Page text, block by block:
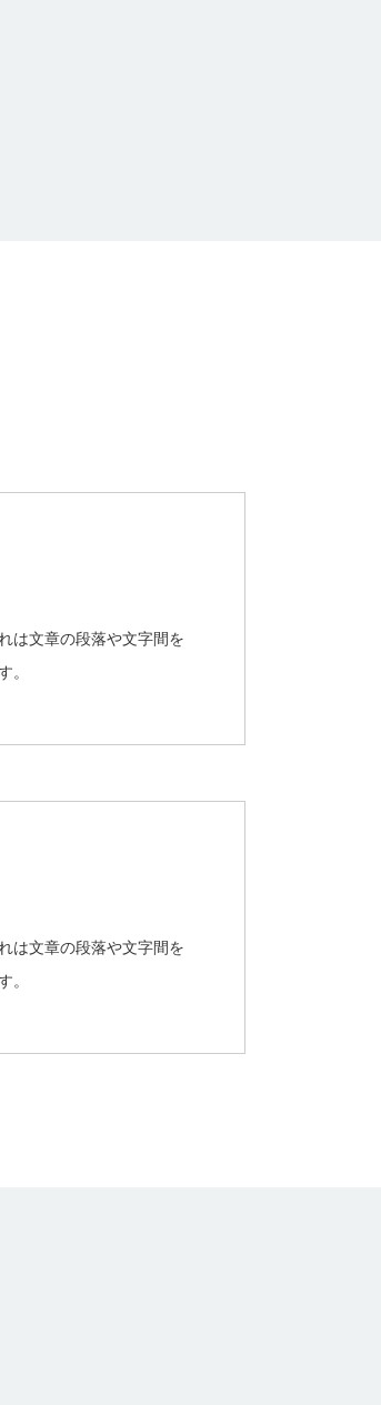
は文章の段落や文字間を
。
は文章の段落や文字間を
。